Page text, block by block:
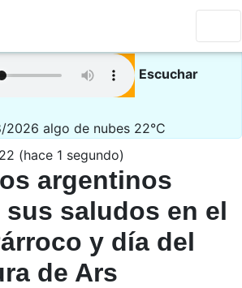
Escuchar
2026 algo de nubes 22°C
(hace 1 segundo)
argentinos
saludos en el
y día del
de Ars